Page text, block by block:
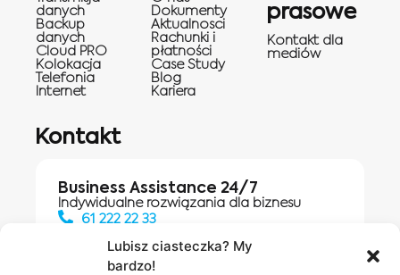
Lubisz ciasteczka? My
bardzo!
danych
Backup
danych
Cloud PRO
Kolokacja
Telefonia
Internet
Dokumenty
Aktualnosci
Rachunki i
płatności
Case Study
Blog
Kariera
prasowe
Kontakt dla
mediów
Kontakt
Business Assistance 24/7
Indywidualne rozwiązania dla biznesu
61 222 22 33